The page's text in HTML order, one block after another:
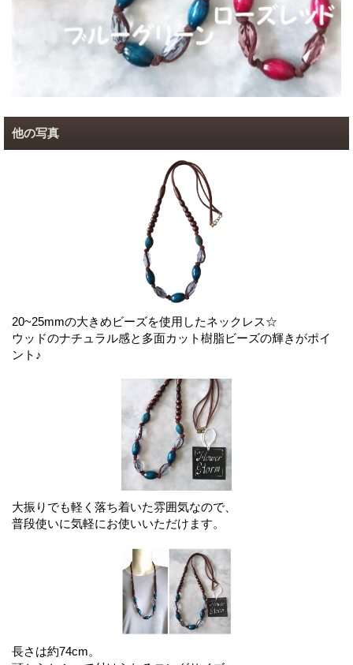
他の写真
20~25mmの大きめビーズを使用したネックレス☆
ウッドのナチュラル感と多面カット樹脂ビーズの輝きがポイ
ント♪
大振りでも軽く落ち着いた雰囲気なので、
普段使いに気軽にお使いいただけます。
長さは約74cm。